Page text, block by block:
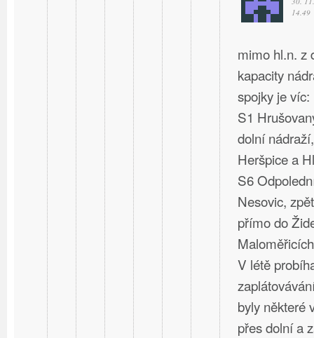
14.49
mimo hl.n. z
kapacity
spojky je víc:
S1
dolní
Heršpice a
S6
Nesovic,
přímo do
V létě
byly některé
přes dolní a